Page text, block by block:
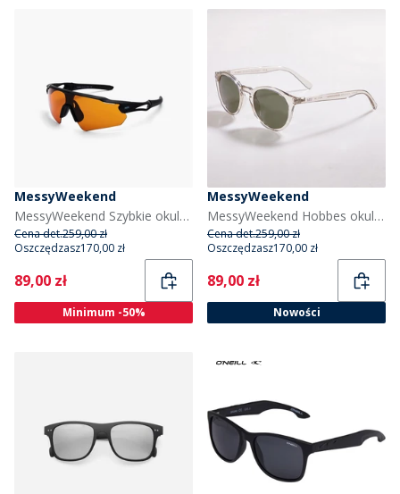
MessyWeekend
MessyWeekend Szybkie okulary przeciwsłoneczne kolor Czarny
Cena det.259,00 zł
Oszczędzasz170,00 zł
Current
89,00 zł
Minimum -50%
MessyWeekend
MessyWeekend Hobbes okulary przeciwsłoneczne kolor Crystal
Cena det.259,00 zł
Oszczędzasz170,00 zł
Current
89,00 zł
Nowości